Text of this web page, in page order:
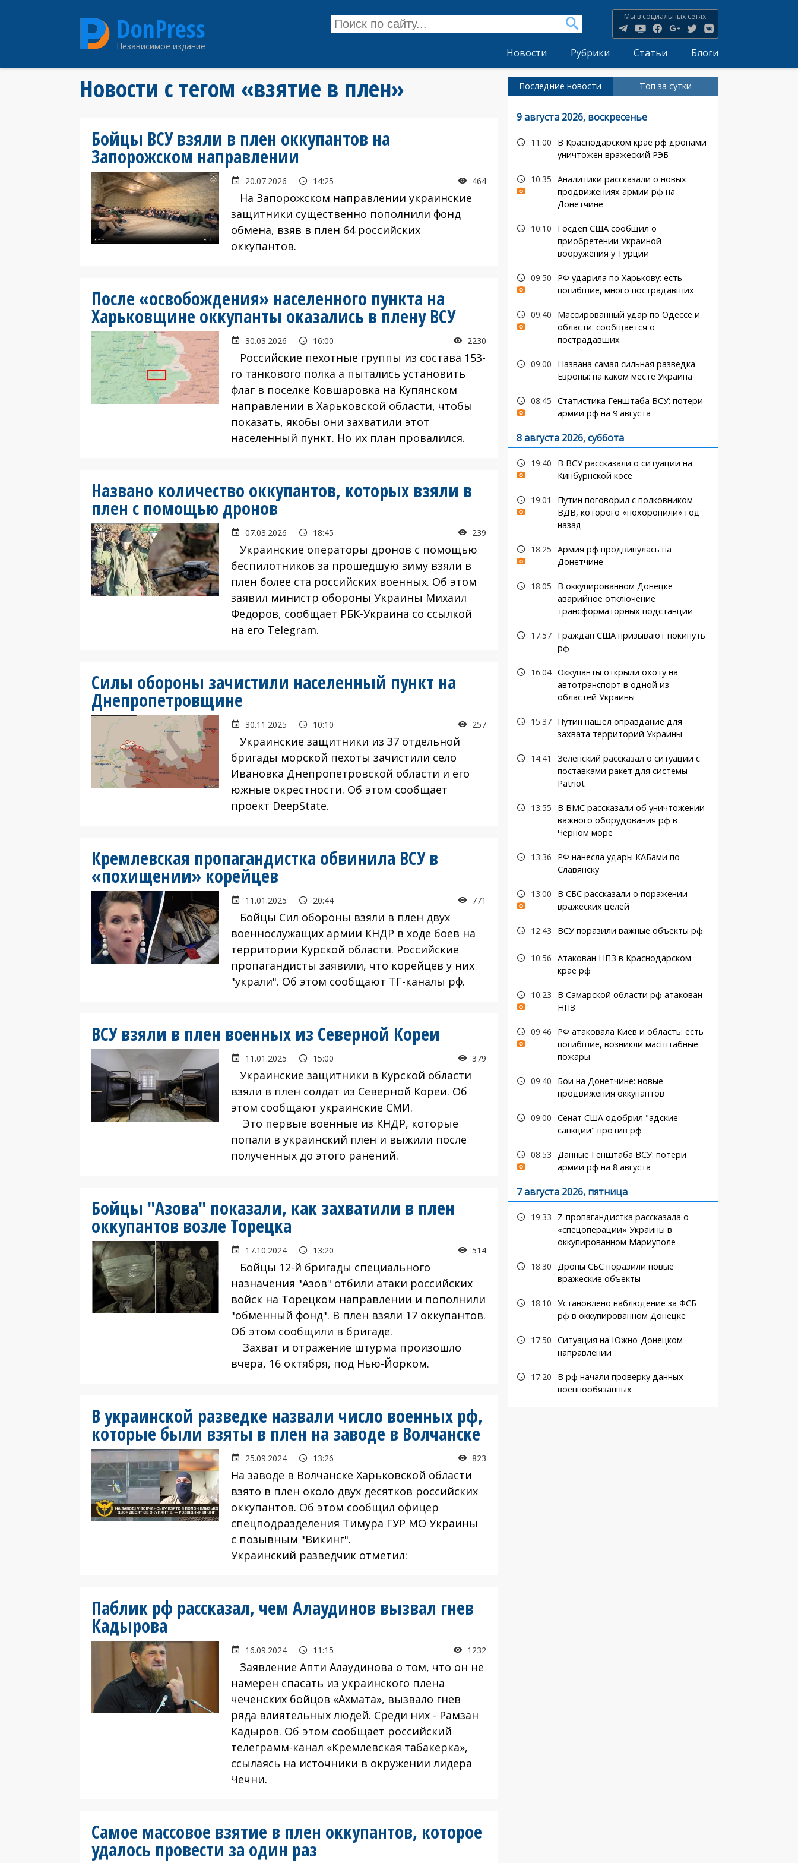
DonPress
Независимое издание
Мы в социальных сетях
Новости Рубрики Статьи Блоги
Новости с тегом «взятие в плен»
Бойцы ВСУ взяли в плен оккупантов на
Запорожском направлении
20.07.2026 14:25 464
На Запорожском направлении украинские
защитники существенно пополнили фонд
обмена, взяв в плен 64 российских
оккупантов.
После «освобождения» населенного пункта на
Харьковщине оккупанты оказались в плену ВСУ
30.03.2026 16:00 2230
Российские пехотные группы из состава 153-
го танкового полка а пытались установить
флаг в поселке Ковшаровка на Купянском
направлении в Харьковской области, чтобы
показать, якобы они захватили этот
населенный пункт. Но их план провалился.
Названо количество оккупантов, которых взяли в
плен с помощью дронов
07.03.2026 18:45 239
Украинские операторы дронов с помощью
беспилотников за прошедшую зиму взяли в
плен более ста российских военных. Об этом
заявил министр обороны Украины Михаил
Федоров, сообщает РБК-Украина со ссылкой
на его Telegram.
Силы обороны зачистили населенный пункт на
Днепропетровщине
30.11.2025 10:10 257
Украинские защитники из 37 отдельной
бригады морской пехоты зачистили село
Ивановка Днепропетровской области и его
южные окрестности. Об этом сообщает
проект DeepState.
Кремлевская пропагандистка обвинила ВСУ в
«похищении» корейцев
11.01.2025 20:44 771
Бойцы Сил обороны взяли в плен двух
военнослужащих армии КНДР в ходе боев на
территории Курской области. Российские
пропагандисты заявили, что корейцев у них
"украли". Об этом сообщают ТГ-каналы рф.
ВСУ взяли в плен военных из Северной Кореи
11.01.2025 15:00 379
Украинские защитники в Курской области
взяли в плен солдат из Северной Кореи. Об
этом сообщают украинские СМИ.
Это первые военные из КНДР, которые
попали в украинский плен и выжили после
полученных до этого ранений.
Бойцы "Азова" показали, как захватили в плен
оккупантов возле Торецка
17.10.2024 13:20 514
Бойцы 12-й бригады специального
назначения "Азов" отбили атаки российских
войск на Торецком направлении и пополнили
"обменный фонд". В плен взяли 17 оккупантов.
Об этом сообщили в бригаде.
Захват и отражение штурма произошло
вчера, 16 октября, под Нью-Йорком.
В украинской разведке назвали число военных рф,
которые были взяты в плен на заводе в Волчанске
25.09.2024 13:26 823
На заводе в Волчанске Харьковской области
взято в плен около двух десятков российских
оккупантов. Об этом сообщил офицер
спецподразделения Тимура ГУР МО Украины
с позывным "Викинг".
Украинский разведчик отметил:
Паблик рф рассказал, чем Алаудинов вызвал гнев
Кадырова
16.09.2024 11:15 1232
Заявление Апти Алаудинова о том, что он не
намерен спасать из украинского плена
чеченских бойцов «Ахмата», вызвало гнев
ряда влиятельных людей. Среди них - Рамзан
Кадыров. Об этом сообщает российский
телеграмм-канал «Кремлевская табакерка»,
ссылаясь на источники в окружении лидера
Чечни.
Самое массовое взятие в плен оккупантов, которое
удалось провести за один раз
Последние новости Топ за сутки
9 августа 2026, воскресенье
11:00
В Краснодарском крае рф дронами
уничтожен вражеский РЭБ
10:35 Аналитики рассказали о новых
продвижениях армии рф на
Донетчине
10:10
Госдеп США сообщил о
приобретении Украиной
вооружения у Турции
09:50
РФ ударила по Харькову: есть
погибшие, много пострадавших
09:40
Массированный удар по Одессе и
области: сообщается о
пострадавших
09:00
Названа самая сильная разведка
Европы: на каком месте Украина
08:45 Статистика Генштаба ВСУ: потери
армии рф на 9 августа
8 августа 2026, суббота
19:40
В ВСУ рассказали о ситуации на
Кинбурнской косе
19:01
Путин поговорил с полковником
ВДВ, которого «похоронили» год
назад
18:25 Армия рф продвинулась на
Донетчине
18:05
В оккупированном Донецке
аварийное отключение
трансформаторных подстанции
17:57
Граждан США призывают покинуть
рф
16:04 Оккупанты открыли охоту на
автотранспорт в одной из
областей Украины
15:37
Путин нашел оправдание для
захвата территорий Украины
14:41
Зеленский рассказал о ситуации с
поставками ракет для системы
Patriot
13:55
В ВМС рассказали об уничтожении
важного оборудования рф в
Черном море
13:36
РФ нанесла удары КАБами по
Славянску
13:00
В СБС рассказали о поражении
вражеских целей
12:43 ВСУ поразили важные объекты рф
10:56 Атакован НПЗ в Краснодарском
крае рф
10:23
В Самарской области рф атакован
НПЗ
09:46
РФ атаковала Киев и область: есть
погибшие, возникли масштабные
пожары
09:40
Бои на Донетчине: новые
продвижения оккупантов
09:00 Сенат США одобрил "адские
санкции" против рф
08:53 Данные Генштаба ВСУ: потери
армии рф на 8 августа
7 августа 2026, пятница
19:33
Z-пропагандистка рассказала о
«спецоперации» Украины в
оккупированном Мариуполе
18:30 Дроны СБС поразили новые
вражеские объекты
18:10 Установлено наблюдение за ФСБ
рф в оккупированном Донецке
17:50 Ситуация на Южно-Донецком
направлении
17:20
В рф начали проверку данных
военнообязанных